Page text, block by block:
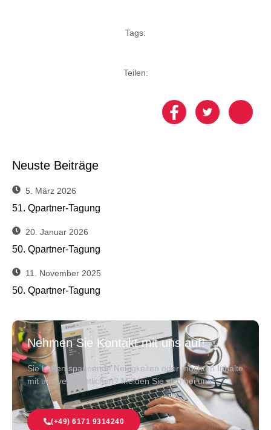
Tags:
Teilen:
Neuste Beiträge
5. März 2026
51. Qpartner-Tagung
20. Januar 2026
50. Qpartner-Tagung
11. November 2025
50. Qpartner-Tagung
Nehmen Sie Kontakt mit uns auf!
Sie haben spannende Neuigkeiten oder möchten Inhalte
mit uns veröffentlichen? Melden Sie sich bei uns!
(+49) 6171 9314240